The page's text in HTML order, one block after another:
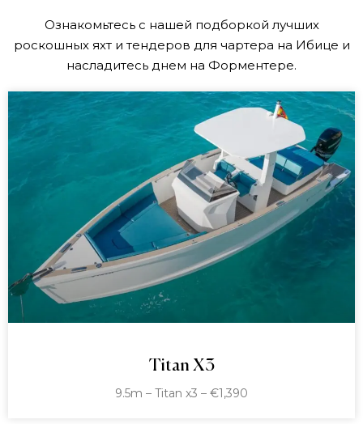
Ознакомьтесь с нашей подборкой лучших
роскошных яхт и тендеров для чартера на Ибице и
насладитесь днем на Форментере.
Titan X3
9.5m – Titan x3 – €1,390